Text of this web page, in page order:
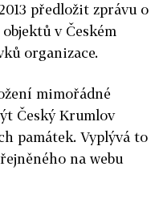
předložit zprávu o
v Českém
organizace.
mimořádné
Český Krumlov
památek. Vyplývá to
na webu